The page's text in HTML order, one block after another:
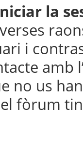
la
i
no us
fòrum